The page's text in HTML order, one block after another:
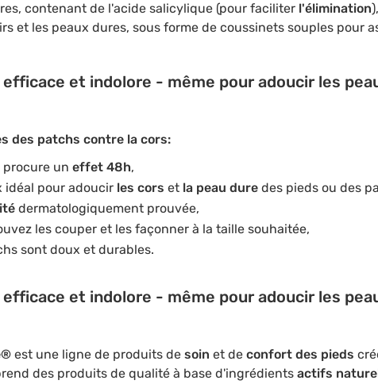
contenant de l'acide salicylique (pour faciliter l'élimination
et les peaux dures, sous forme de coussinets souples pour
efficace et indolore - même pour adoucir les
des patchs contre la cors:
procure un effet 48h,
idéal pour adoucirles cors etla peau duredes pieds ou des
dermatologiquement prouvée,
les couper et les façonner à la taille souhaitée,
sont doux et durables.
efficace et indolore - même pour adoucir les
est une ligne de produits de soin et de confort des pieds
des produits de qualité à base d'ingrédientsactifs